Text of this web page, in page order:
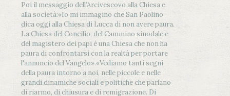
Poi il messaggio dell’Arcivescovo alla Chiesa e
alla società:«Io mi immagino che San Paolino
dica oggi alla Chiesa di Lucca di non avere paura.
La Chiesa del Concilio, del Cammino sinodale e
del magistero dei papi è una Chiesa che non ha
paura di confrontarsi con la realtà per portare
l'annuncio del Vangelo».«Vediamo tanti segni
della paura intorno a noi, nelle piccole e nelle
grandi dinamiche sociali e politiche che parlano
di riarmo, di chiusura e di remigrazione. Di